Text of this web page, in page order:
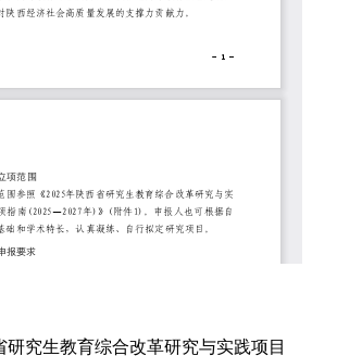
研究生教育综合改革研究与实践项目